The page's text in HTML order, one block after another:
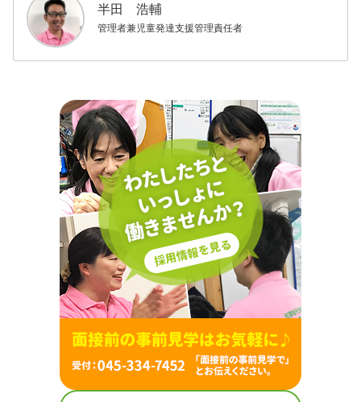
半田 浩輔
管理者兼児童発達支援管理責任者